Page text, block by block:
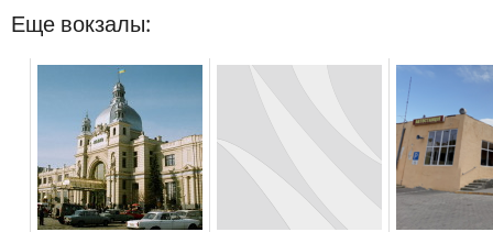
Еще вокзалы: